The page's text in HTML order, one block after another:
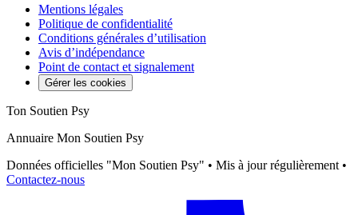
Mentions légales
Politique de confidentialité
Conditions générales d’utilisation
Avis d’indépendance
Point de contact et signalement
Gérer les cookies
Ton Soutien Psy
Annuaire Mon Soutien Psy
Données officielles "Mon Soutien Psy" • Mis à jour régulièrement •
Contactez-nous